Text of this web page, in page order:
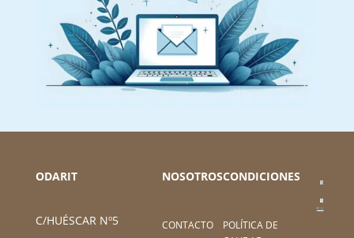
ODARIT
C/HUÉSCAR Nº5
NOSOTROS
CONTACTO
CONDICIONES
POLÍTICA DE